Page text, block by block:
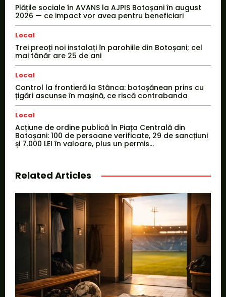
Plățile sociale în AVANS la AJPIS Botoșani în august
2026 — ce impact vor avea pentru beneficiari
Local
Trei preoți noi instalați în parohiile din Botoșani; cel
mai tânăr are 25 de ani
Local
Control la frontieră la Stânca: botoșănean prins cu
țigări ascunse în mașină, ce riscă contrabanda
Local
Acțiune de ordine publică în Piața Centrală din
Botoșani: 100 de persoane verificate, 29 de sancțiuni
și 7.000 LEI în valoare, plus un permis...
Related Articles